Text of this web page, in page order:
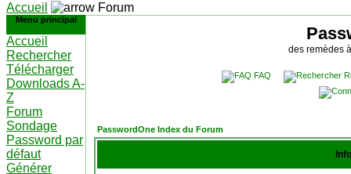
Accueil Forum
Menu principal
Accueil
Rechercher
Télécharger
Downloads A-
Z
Forum
Sondage
Password par
défaut
Générer
des remèdes
FAQ
PasswordOne Index du Forum